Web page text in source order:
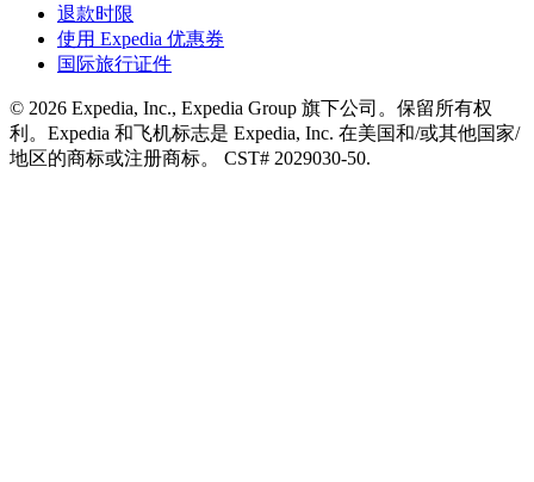
退款时限
使用 Expedia 优惠券
国际旅行证件
© 2026 Expedia, Inc., Expedia Group 旗下公司。保留所有权
利。Expedia 和飞机标志是 Expedia, Inc. 在美国和/或其他国家/
地区的商标或注册商标。 CST# 2029030-50.